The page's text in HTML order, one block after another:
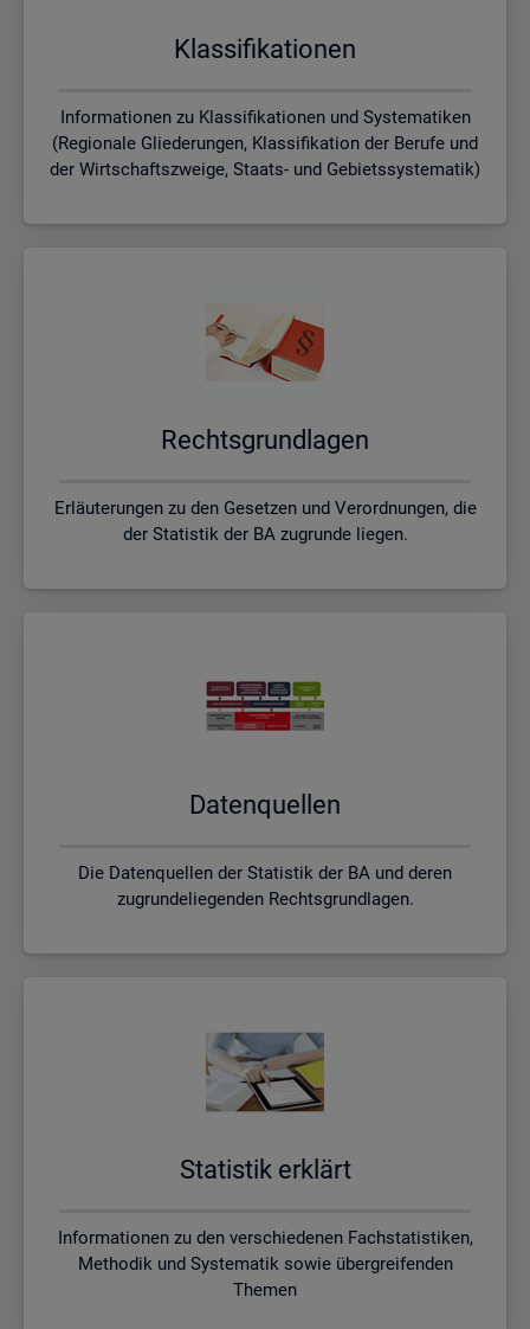
Klas­si­fi­ka­tio­nen
Informationen zu Klassifikationen und Systematiken
(Regionale Gliederungen, Klassifikation der Berufe und
der Wirtschaftszweige, Staats- und Gebietssystematik)
Rechts­grund­la­gen
Erläuterungen zu den Gesetzen und Verordnungen, die
der Statistik der BA zugrunde liegen.
Da­ten­quel­len
Die Datenquellen der Statistik der BA und deren
zugrundeliegenden Rechtsgrundlagen.
Sta­tis­tik er­klärt
Informationen zu den verschiedenen Fachstatistiken,
Methodik und Systematik sowie übergreifenden
Themen